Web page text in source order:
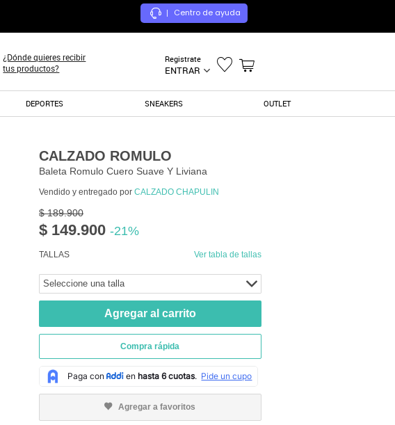
| Centro de ayuda
Registrate
ENTRAR
¿Dónde quieres recibir
tus productos?
DEPORTES SNEAKERS OUTLET
CALZADO ROMULO
Baleta Romulo Cuero Suave Y Liviana
Vendido y entregado por CALZADO CHAPULIN
$ 189.900
$ 149.900 -21%
TALLAS Ver tabla de tallas
Seleccione una talla
Agregar al carrito
Compra rápida
Agregar a favoritos